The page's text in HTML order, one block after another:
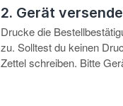
2. Gerät
Drucke die
zu. Solltest du keinen
Zettel schreiben. Bitte